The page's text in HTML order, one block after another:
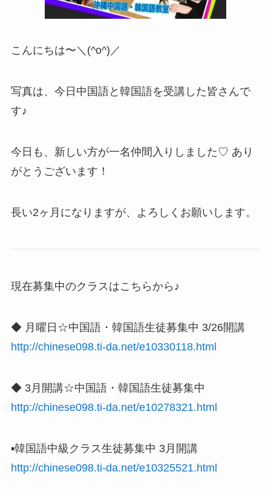
こんにちは〜＼(^o^)／
写真は、今日中国語と韓国語を受講した皆さんで
す♪
今日も、新しい方が一名仲間入りしました♡ あり
がとうございます！
長い2ヶ月になりますが、よろしくお願いします。
現在募集中のクラスはこちらから♪
◆ 月曜日☆中国語・韓国語生徒募集中 3/26開講
http://chinese098.ti-da.net/e10330118.html
◆ 3月開講☆中国語・韓国語生徒募集中
http://chinese098.ti-da.net/e10278321.html
▪️韓国語中級クラス生徒募集中 3月開講
http://chinese098.ti-da.net/e10325521.html